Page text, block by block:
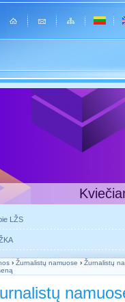
LŽS
› Žurnalistų namuose › Žurnalistų